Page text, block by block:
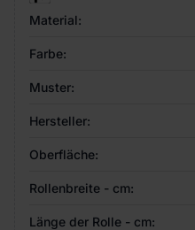
Material:
Farbe:
Muster:
Hersteller:
Oberfläche:
Rollenbreite - cm:
Länge der Rolle - cm: